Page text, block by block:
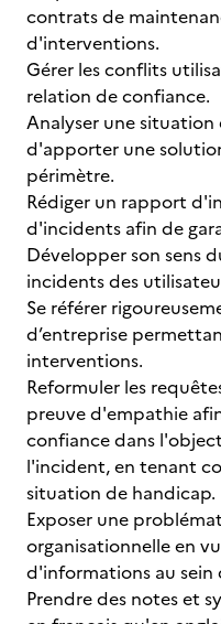
contrats de
d'interventions.
Gérer les conflits
relation de confiance.
Analyser une
d'apporter une
périmètre.
Rédiger un rapport
d'incidents afin de
Développer son sens
incidents des
Se référer
d’entreprise
interventions.
Reformuler les
preuve d'empathie
confiance dans
l'incident, en tenant
situation de handicap.
Exposer une
organisationnelle en
d'informations au sein
Prendre des notes et